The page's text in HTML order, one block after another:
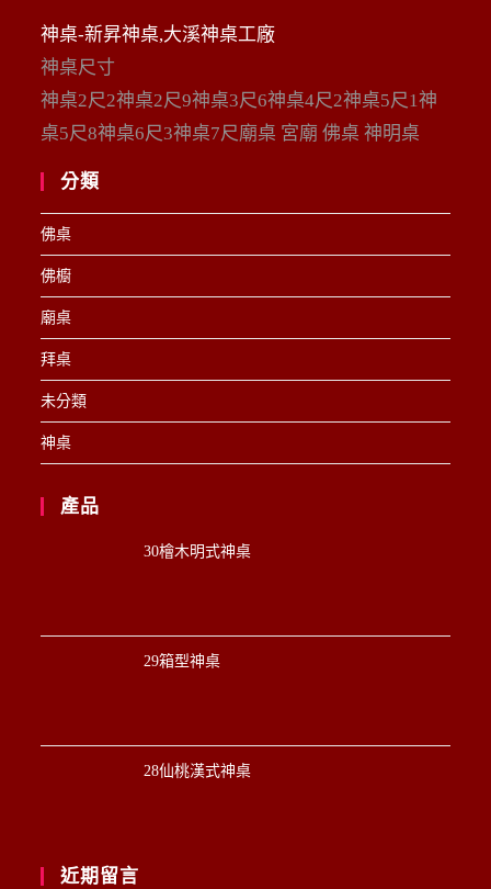
神桌-新昇神桌,大溪神桌工廠
神桌尺寸
神桌2尺2神桌2尺9神桌3尺6神桌4尺2神桌5尺1神
桌5尺8神桌6尺3神桌7尺廟桌 宮廟 佛桌 神明桌
分類
佛桌
佛櫥
廟桌
拜桌
未分類
神桌
產品
30檜木明式神桌
29箱型神桌
28仙桃漢式神桌
近期留言